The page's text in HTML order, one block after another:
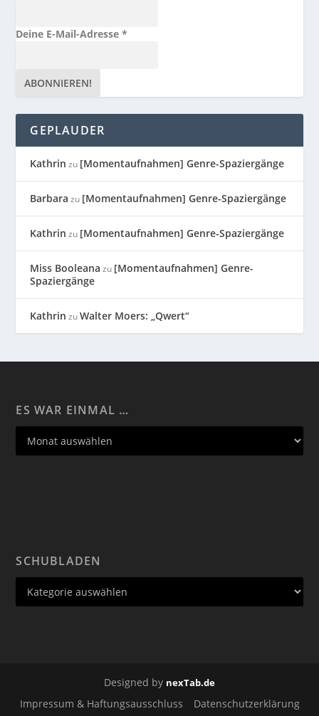
Deine E-Mail-Adresse*
GEPLAUDER
Kathrin zu [Momentaufnahmen] Genre-Spaziergänge
Barbara zu [Momentaufnahmen] Genre-Spaziergänge
Kathrin zu [Momentaufnahmen] Genre-Spaziergänge
Miss Booleana zu [Momentaufnahmen] Genre-
Spaziergänge
Kathrin zuWalter Moers: „Qwert“
ES WAR EINMAL …
SCHUBLADEN
Designed by nexTab.de
Impressum & Haftungsausschluss Datenschutzerklärung